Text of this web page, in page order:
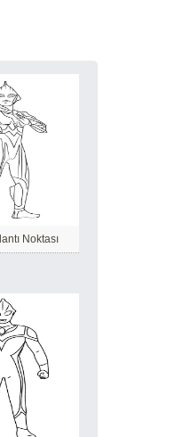
Noktası